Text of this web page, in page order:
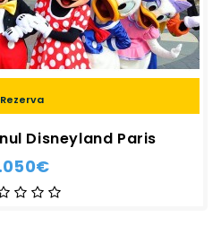
Rezerva
Disneyland Paris